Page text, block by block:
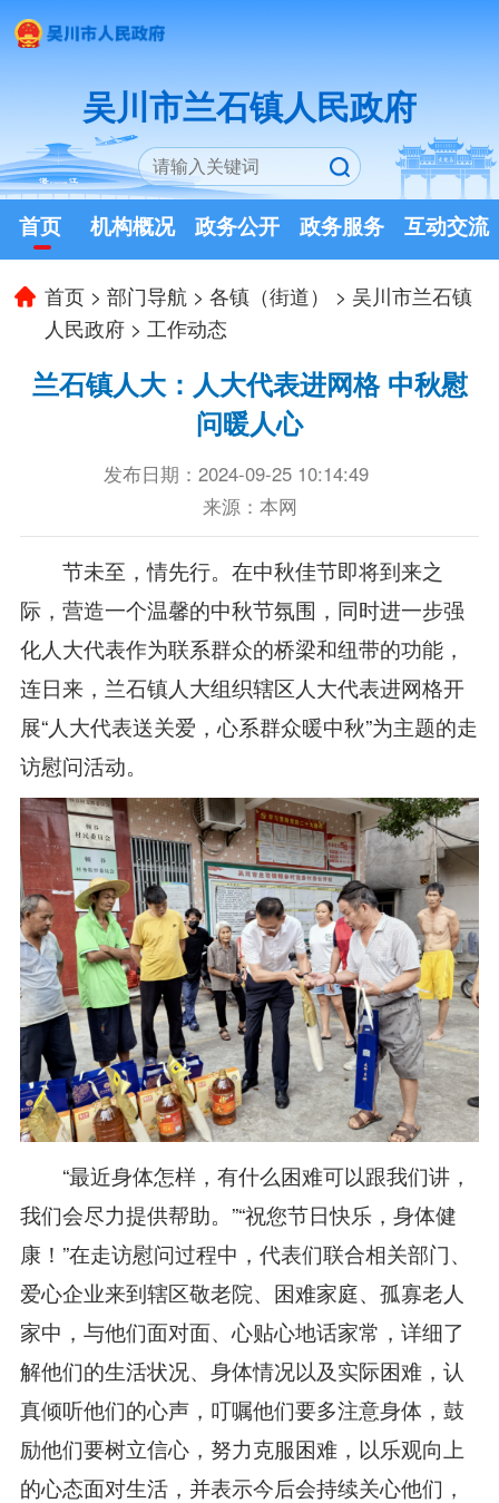
吴川市兰石镇人民政府
首页 机构概况 政务公开 政务服务 互动交流
首页 >部门导航 >各镇（街道） > 吴川市兰石镇
人民政府 > 工作动态
兰石镇人大：人大代表进网格 中秋慰
问暖人心
发布日期：2024-09-25 10:14:49
来源：本网
节未至，情先行。在中秋佳节即将到来之
际，营造一个温馨的中秋节氛围，同时进一步强
化人大代表作为联系群众的桥梁和纽带的功能，
连日来，兰石镇人大组织辖区人大代表进网格开
展“人大代表送关爱，心系群众暖中秋”为主题的走
访慰问活动。
“最近身体怎样，有什么困难可以跟我们讲，
我们会尽力提供帮助。”“祝您节日快乐，身体健
康！”在走访慰问过程中，代表们联合相关部门、
爱心企业来到辖区敬老院、困难家庭、孤寡老人
家中，与他们面对面、心贴心地话家常，详细了
解他们的生活状况、身体情况以及实际困难，认
真倾听他们的心声，叮嘱他们要多注意身体，鼓
励他们要树立信心，努力克服困难，以乐观向上
的心态面对生活，并表示今后会持续关心他们，